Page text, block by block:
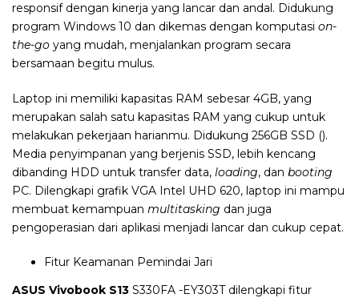
responsif dengan kinerja yang lancar dan andal. Didukung
program Windows 10 dan dikemas dengan komputasi on-
the-go yang mudah, menjalankan program secara
bersamaan begitu mulus.
Laptop ini memiliki kapasitas RAM sebesar 4GB, yang
merupakan salah satu kapasitas RAM yang cukup untuk
melakukan pekerjaan harianmu. Didukung 256GB SSD ().
Media penyimpanan yang berjenis SSD, lebih kencang
dibanding HDD untuk transfer data, loading, dan booting
PC. Dilengkapi grafik VGA Intel UHD 620, laptop ini mampu
membuat kemampuan multitasking dan juga
pengoperasian dari aplikasi menjadi lancar dan cukup cepat.
Fitur Keamanan Pemindai Jari
ASUS Vivobook S13 S330FA -EY303T dilengkapi fitur